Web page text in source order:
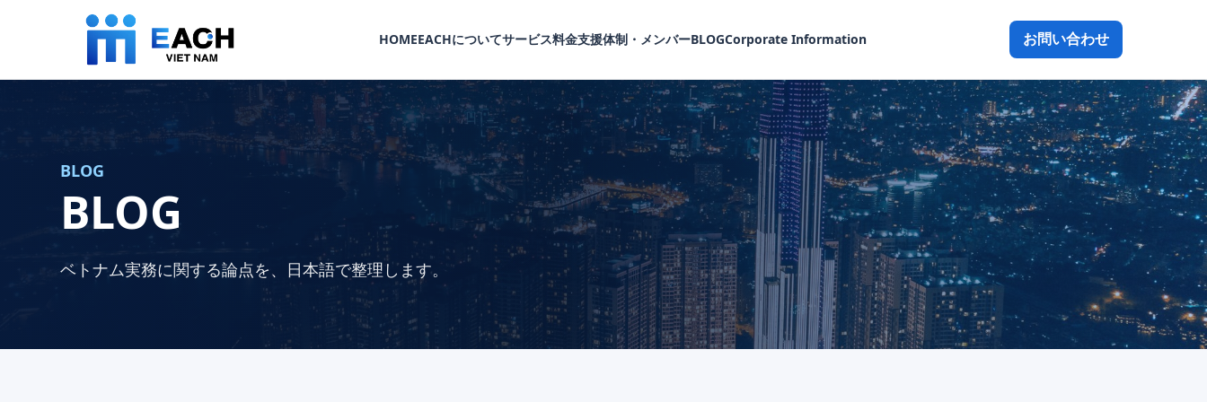
HOMEEACHについてサービス料金支援体制・メンバーBLOGCorporate Information お問い合わせ
BLOG
BLOG
ベトナム実務に関する論点を、日本語で整理します。